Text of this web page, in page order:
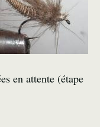
en attente (étape